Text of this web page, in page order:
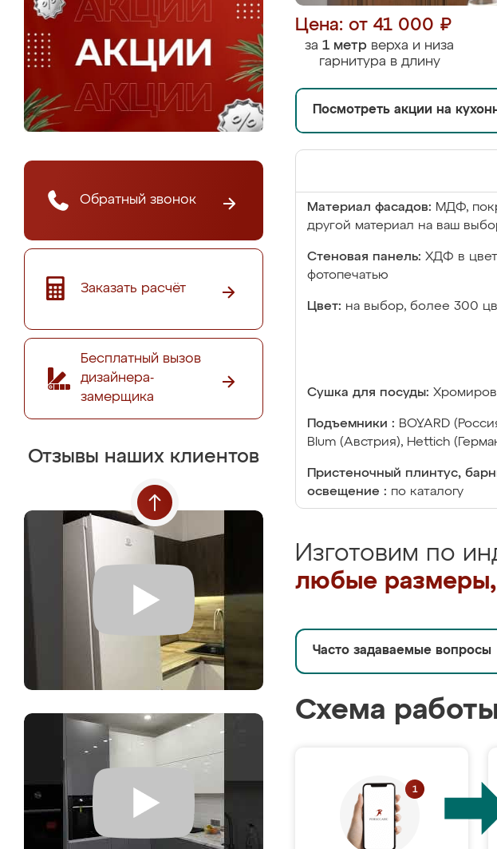
Обратный звонок
Заказать расчёт
Бесплатный вызов
дизайнера-
замерщика
Отзывы наших клиентов
Цена: от 41 000 ₽
за 1 метр верха и низа
гарнитура в длину
Посмотреть акции на
Материал фасадов: МДФ,
другой материал на ваш
Стеновая панель: ХДФ в
фотопечатью
Цвет: на выбор, более 300
Сушка для посуды:
Подъемники : BOYARD
Blum (Австрия), Hettich
Пристеночный плинтус,
освещение : по каталогу
Изготовим по
любые размеры,
Часто задаваемые вопросы
Схема работы